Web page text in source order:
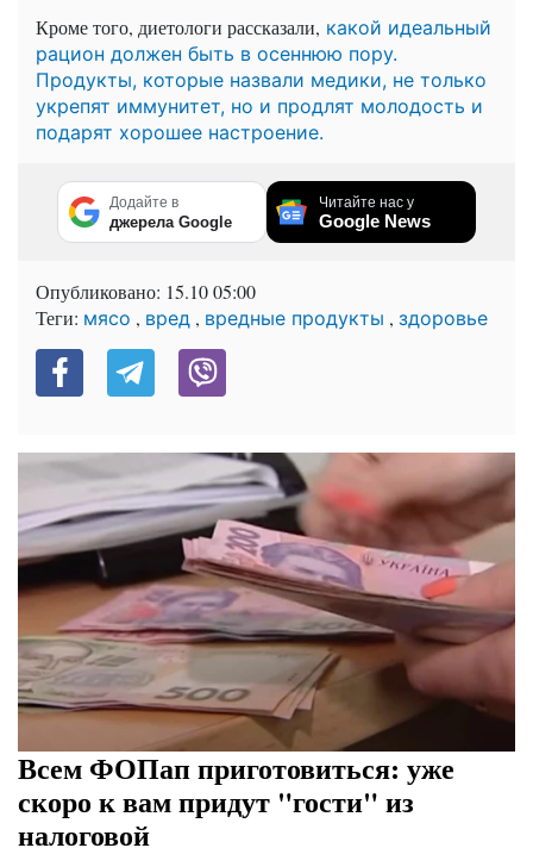
Кроме того, диетологи рассказали, какой идеальный
рацион должен быть в осеннюю пору.
Продукты, которые назвали медики, не только
укрепят иммунитет, но и продлят молодость и
подарят хорошее настроение.
Додайте в
джерела Google
Читайте нас у
Google News
Опубликовано: 15.10 05:00
Теги: мясо , вред , вредные продукты , здоровье
Всем ФОПап приготовиться: уже
скоро к вам придут "гости" из
налоговой